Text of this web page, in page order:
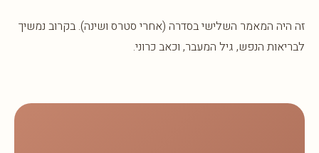
זה היה המאמר השלישי בסדרה (אחרי סטרס ושינה). בקרוב נמשיך
לבריאות הנפש, גיל המעבר, וכאב כרוני.